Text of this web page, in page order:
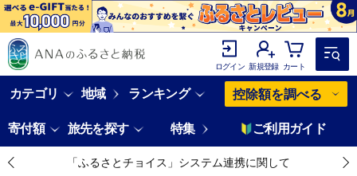
ログイン 新規登録 カート
カテゴリ 地域 ランキング 控除額を調べる
寄付額 旅先を探す 特集 ご利用ガイド
「ふるさとチョイス」システム連携に関して